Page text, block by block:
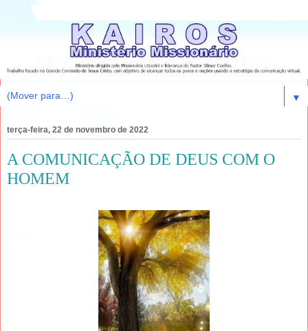
▼
terça-feira, 22 de novembro de 2022
A COMUNICAÇÃO DE DEUS COM O
HOMEM